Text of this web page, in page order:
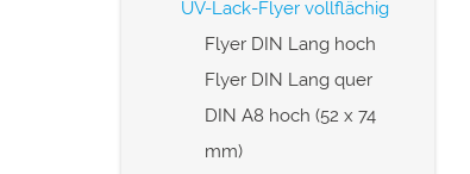
UV-Lack-Flyer vollflächig
Flyer DIN Lang hoch
Flyer DIN Lang quer
DIN A8 hoch (52 x 74
mm)